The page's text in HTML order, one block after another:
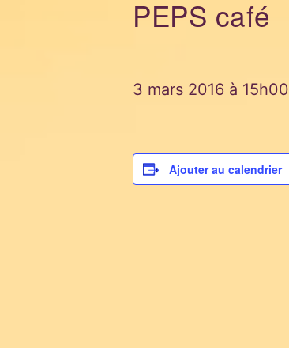
PEPS café
3 mars 2016 à 15h00
Ajouter au calendrier